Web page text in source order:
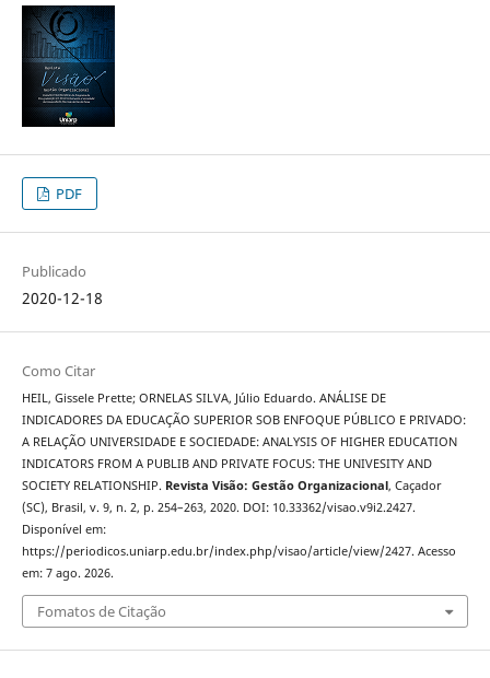
PDF
Publicado
2020-12-18
Como Citar
HEIL, Gissele Prette; ORNELAS SILVA, Júlio Eduardo. ANÁLISE DE
INDICADORES DA EDUCAÇÃO SUPERIOR SOB ENFOQUE PÚBLICO E PRIVADO:
A RELAÇÃO UNIVERSIDADE E SOCIEDADE: ANALYSIS OF HIGHER EDUCATION
INDICATORS FROM A PUBLIB AND PRIVATE FOCUS: THE UNIVESITY AND
SOCIETY RELATIONSHIP. Revista Visão: Gestão Organizacional, Caçador
(SC), Brasil, v. 9, n. 2, p. 254–263, 2020. DOI: 10.33362/visao.v9i2.2427.
Disponível em:
https://periodicos.uniarp.edu.br/index.php/visao/article/view/2427. Acesso
em: 7 ago. 2026.
Fomatos de Citação